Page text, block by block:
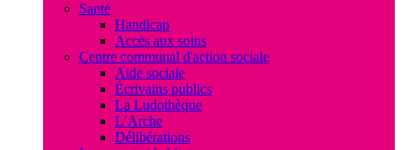
Santé
Handicap
Accès aux soins
Centre communal d'action sociale
Aide sociale
Écrivains publics
La Ludothèque
L’Arche
Délibérations